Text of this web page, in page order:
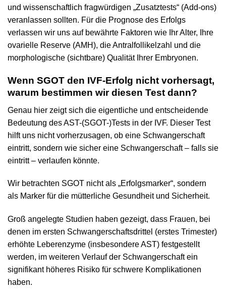
und wissenschaftlich fragwürdigen „Zusatztests“ (Add-ons)
veranlassen sollten. Für die Prognose des Erfolgs
verlassen wir uns auf bewährte Faktoren wie Ihr Alter, Ihre
ovarielle Reserve (AMH), die Antralfollikelzahl und die
morphologische (sichtbare) Qualität Ihrer Embryonen.
Wenn SGOT den IVF-Erfolg nicht vorhersagt,
warum bestimmen wir diesen Test dann?
Genau hier zeigt sich die eigentliche und entscheidende
Bedeutung des AST-(SGOT-)Tests in der IVF. Dieser Test
hilft uns nicht vorherzusagen, ob eine Schwangerschaft
eintritt, sondern wie sicher eine Schwangerschaft – falls sie
eintritt – verlaufen könnte.
Wir betrachten SGOT nicht als „Erfolgsmarker“, sondern
als Marker für die mütterliche Gesundheit und Sicherheit.
Groß angelegte Studien haben gezeigt, dass Frauen, bei
denen im ersten Schwangerschaftsdrittel (erstes Trimester)
erhöhte Leberenzyme (insbesondere AST) festgestellt
werden, im weiteren Verlauf der Schwangerschaft ein
signifikant höheres Risiko für schwere Komplikationen
haben.